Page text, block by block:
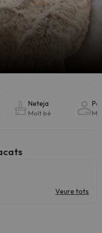
Neteja
Molt bé
Veure tots